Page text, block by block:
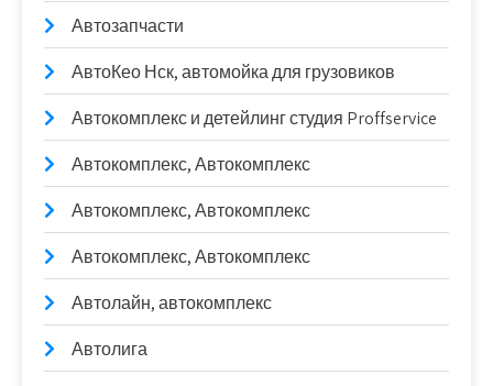
Автозапчасти
АвтоКео Нск, автомойка для грузовиков
Автокомплекс и детейлинг студия Proffservice
Автокомплекс, Автокомплекс
Автокомплекс, Автокомплекс
Автокомплекс, Автокомплекс
Автолайн, автокомплекс
Автолига